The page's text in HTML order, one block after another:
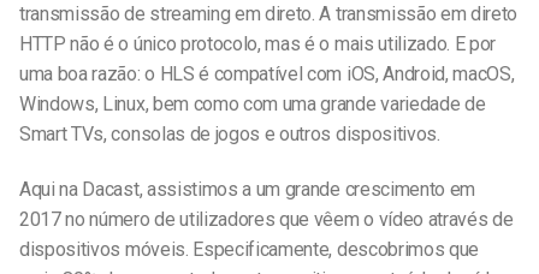
transmissão de streaming em direto. A transmissão em direto
HTTP não é o único protocolo, mas é o mais utilizado. E por
uma boa razão: o HLS é compatível com iOS, Android, macOS,
Windows, Linux, bem como com uma grande variedade de
Smart TVs, consolas de jogos e outros dispositivos.
Aqui na Dacast, assistimos a um grande crescimento em
2017 no número de utilizadores que vêem o vídeo através de
dispositivos móveis. Especificamente, descobrimos que